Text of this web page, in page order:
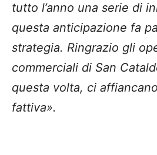
tutto l’anno una serie di
questa anticipazione fa
strategia. Ringrazio gli
commerciali di San
questa volta, ci
fattiva».